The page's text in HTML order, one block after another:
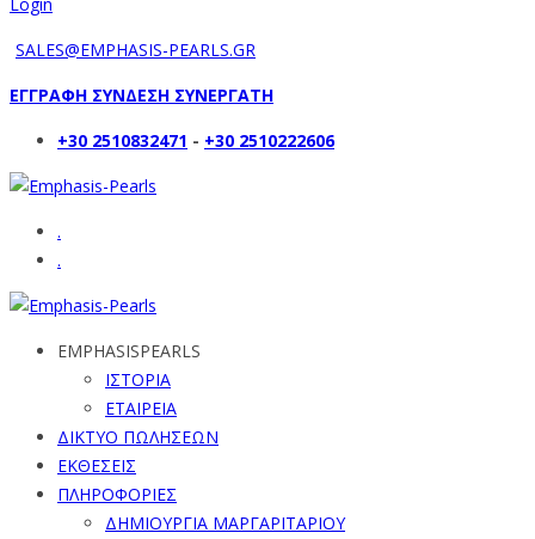
SALES@EMPHASIS-PEARLS.GR
ΕΓΓΡΑΦΗ ΣΥΝΔΕΣΗ ΣΥΝΕΡΓΑΤΗ
+30 2510832471 - +30 2510222606
.
.
EMPHASISPEARLS
ΙΣΤΟΡΙΑ
ΕΤΑΙΡΕΙΑ
ΔΙΚΤΥΟ ΠΩΛΗΣΕΩΝ
ΕΚΘΕΣΕΙΣ
ΠΛΗΡΟΦΟΡΙΕΣ
ΔΗΜΙΟΥΡΓΙΑ ΜΑΡΓΑΡΙΤΑΡΙΟΥ